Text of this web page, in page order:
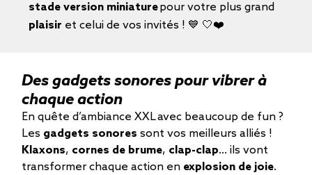
stade version miniaturepour votre plus grand
plaisir et celui de vos invités ! 💙 🤍❤️​
Des gadgets sonores pour vibrer à
chaque action
En quête d’ambiance XXL avec beaucoup de fun ?
Les gadgets sonores sont vos meilleurs alliés !
Klaxons, cornes de brume, clap-clap… ils vont
transformer chaque action en explosion de joie.